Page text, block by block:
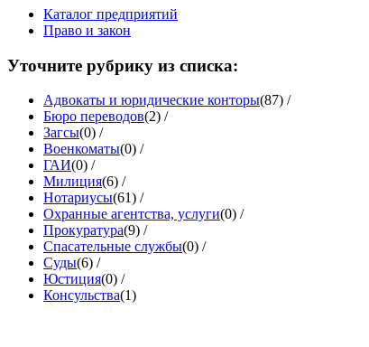
Каталог предприятий
Право и закон
Уточните рубрику из списка:
Адвокаты и юридические конторы(87) /
Бюро переводов(2) /
Загсы(0) /
Военкоматы(0) /
ГАИ(0) /
Милиция(6) /
Нотариусы(61) /
Охранные агентства, услуги(0) /
Прокуратура(9) /
Спасательные службы(0) /
Суды(6) /
Юстиция(0) /
Консульства(1)